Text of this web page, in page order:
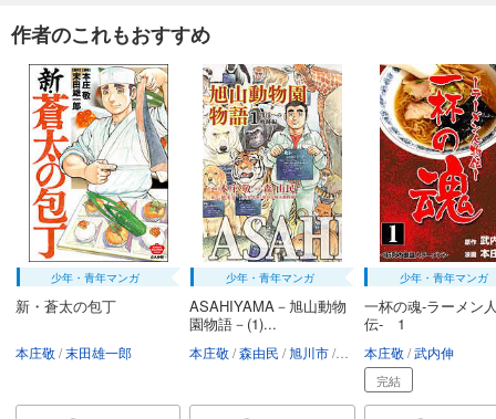
作者のこれもおすすめ
少年・青年マンガ
新・蒼太の包丁
本庄敬 末田雄一郎
少年・青年マンガ
ASAHIYAMA－旭山動物
園物語－(1)...
本庄敬 森由民 旭川市 旭川市旭山動物園
少年・青年マンガ
一杯の魂‐ラーメン
伝‐ 1
本庄敬 武内伸
完結